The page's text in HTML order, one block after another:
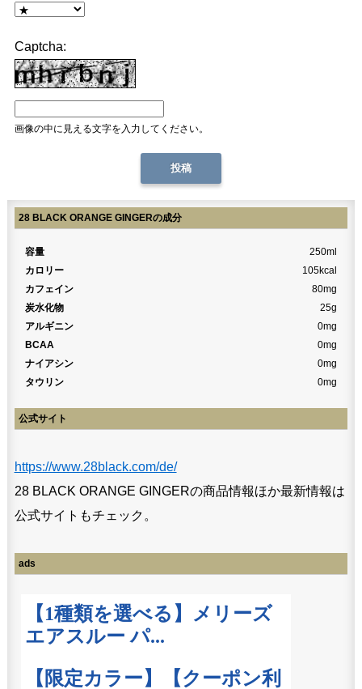
Captcha:
画像の中に見える文字を入力してください。
28 BLACK ORANGE GINGERの成分
容量
250ml
カロリー
105kcal
カフェイン
80mg
炭水化物
25g
アルギニン
0mg
BCAA
0mg
ナイアシン
0mg
タウリン
0mg
公式サイト
https://www.28black.com/de/
28 BLACK ORANGE GINGERの商品情報ほか最新情報は
公式サイトもチェック。
ads